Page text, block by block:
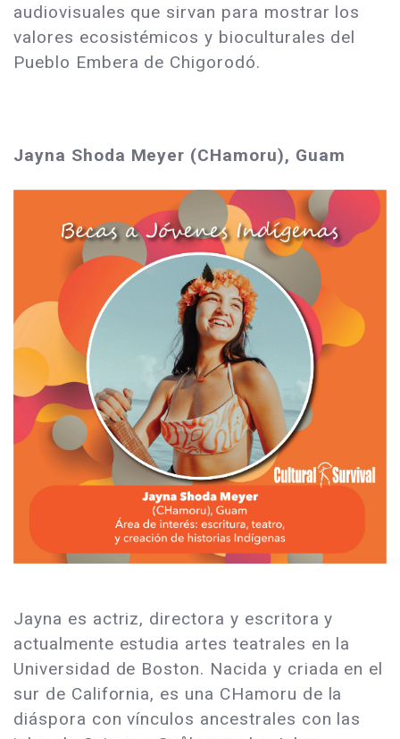
audiovisuales que sirvan para mostrar los
valores ecosistémicos y bioculturales del
Pueblo Embera de Chigorodó.
Jayna Shoda Meyer (CHamoru), Guam
Jayna es actriz, directora y escritora y
actualmente estudia artes teatrales en la
Universidad de Boston. Nacida y criada en el
sur de California, es una CHamoru de la
diáspora con vínculos ancestrales con las